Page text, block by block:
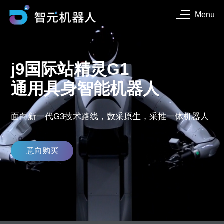
Menu
j9国际站精灵G1
通用具身智能机器人
面向新一代G3技术路线，数采原生，采推一体机器人
意向购买